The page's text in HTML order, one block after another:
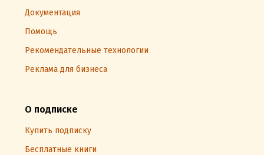
Документация
Помощь
Рекомендательные технологии
Реклама для бизнеса
О подписке
Купить подписку
Бесплатные книги